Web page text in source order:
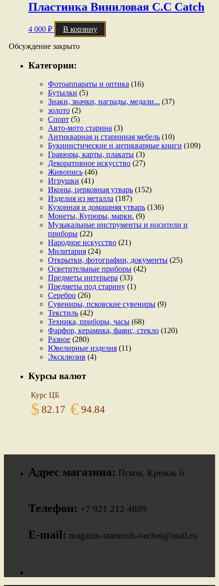
Пластинка Виниловая C.C Catch
4 000 ₽ В корзину
Обсуждение закрыто
Категории:
Фотоаппараты и оптика (16)
Бутылки (5)
Знаки, значки, награды, медали... (37)
золото (2)
Спорт (5)
Авто-мото старина (3)
Антикварная и старинная мебель (10)
Букинистические и антикварные книги (109)
Гравюры, карты, плакаты (3)
Декоративное искусство (27)
Живопись (46)
Игрушки (41)
Иконы, церковная утварь (152)
Изделия из металла (187)
Кухонная и домашняя утварь (136)
Монеты, Купюры, марки. (9)
Музыкальные инструменты и носители и
приборы (22)
Народное искусство (21)
Милитария (24)
Открытки, фотографии, документы (25)
Осветительные приборы (42)
Предметы интерьера (33)
Предметы под старину (1)
Серебро (26)
Сувениры, псковские сувениры (9)
Текстиль (42)
Техника, приборы, часы (68)
Фарфор, керамика, фаянс, стекло (120)
Разное (280)
Ювелирные изделия (11)
Эксклюзив (4)
Курсы валют
Курс ЦБ
$ 82.17 € 94.84
Адрес магазина: Псков, Кремль 6
Телефон: +7 921 212 4809
E-mail: magazin-starinnih-vechei@mail.ru